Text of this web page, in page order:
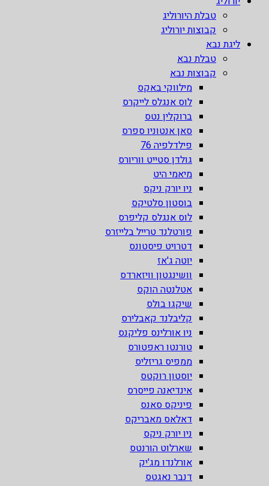
טבלת היורוליג
קבוצות יורוליג
ליגת נבא
טבלת נבא
קבוצות נבא
מילווקי באקס
לוס אנגלס לייקרס
ברוקלין נטס
סאן אנטוניו ספרס
פילדלפיה 76
גולדן סטייט ווריורס
מיאמי היט
ניו יורק ניקס
בוסטון סלטיקס
לוס אנגלס קליפרס
פורטלנד טרייל בלייזרס
דטרויט פיסטונס
יוטה ג'אז
וושינגטון וויזארדס
אטלנטה הוקס
שיקגו בולס
קליבלנד קאבלירס
ניו אורלינס פליקנס
טורנטו ראפטורס
ממפיס גריזליס
יוסטון רוקטס
אינדיאנה פייסרס
פיניקס סאנס
דאלאס מאבריקס
ניו יורק ניקס
שארלוט הורנטס
אורלנדו מג'יק
דנבר נאגטס